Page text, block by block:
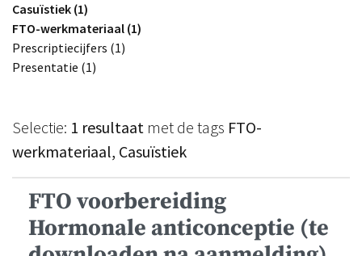
Casuïstiek (1)
FTO-werkmateriaal (1)
Prescriptiecijfers (1)
Presentatie (1)
Selectie: 1 resultaat met de tags FTO-
werkmateriaal, Casuïstiek
FTO voorbereiding
Hormonale anticonceptie (te